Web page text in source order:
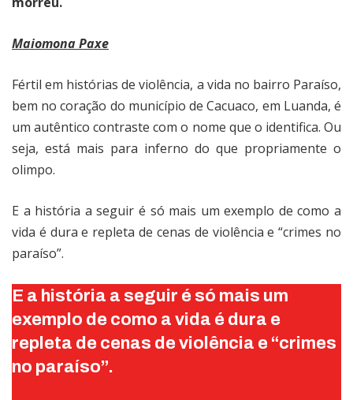
Maiomona Paxe
Fértil em histórias de violência, a vida no bairro Paraíso,
bem no coração do município de Cacuaco, em Luanda, é
um autêntico contraste com o nome que o identifica. Ou
seja, está mais para inferno do que propriamente o
olimpo.
E a história a seguir é só mais um exemplo de como a
vida é dura e repleta de cenas de violência e “crimes no
paraíso”.
E a história a seguir é só mais um
exemplo de como a vida é dura e
repleta de cenas de violência e “crimes
no paraíso”.